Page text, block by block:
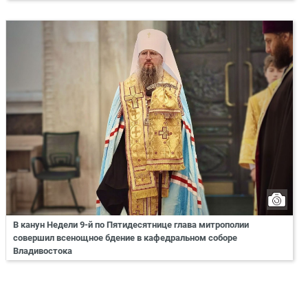
В канун Недели 9-й по Пятидесятнице глава митрополии
совершил всенощное бдение в кафедральном соборе
Владивостока